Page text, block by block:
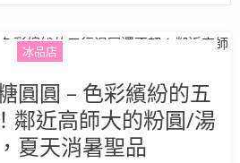
冰品店
圓圓 – 色彩繽紛的五
鄰近高師大的粉圓/湯
夏天消暑聖品